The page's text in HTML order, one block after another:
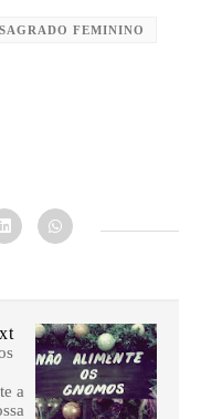
SAGRADO FEMININO
a